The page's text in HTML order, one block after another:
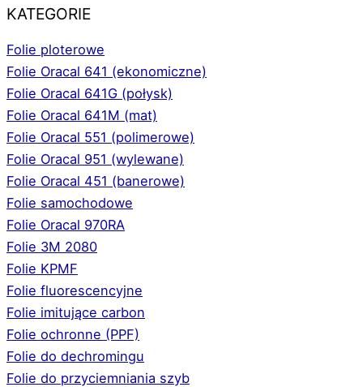
KATEGORIE
Folie ploterowe
Folie Oracal 641 (ekonomiczne)
Folie Oracal 641G (połysk)
Folie Oracal 641M (mat)
Folie Oracal 551 (polimerowe)
Folie Oracal 951 (wylewane)
Folie Oracal 451 (banerowe)
Folie samochodowe
Folie Oracal 970RA
Folie 3M 2080
Folie KPMF
Folie fluorescencyjne
Folie imitujące carbon
Folie ochronne (PPF)
Folie do dechromingu
Folie do przyciemniania szyb